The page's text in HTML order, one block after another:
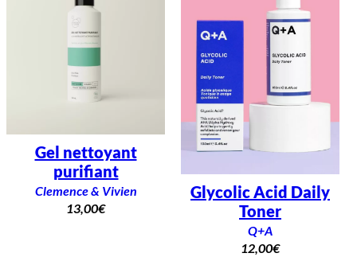
Gel nettoyant
purifiant
Clemence & Vivien
13,00€
Glycolic Acid Daily
Toner
Q+A
12,00€